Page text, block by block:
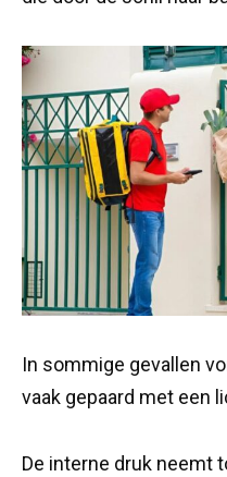
In sommige gevallen
vaak gepaard met een
De interne druk neemt